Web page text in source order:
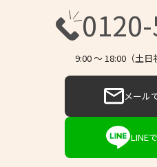
9:00 〜 18:00（土日
メール
LINE